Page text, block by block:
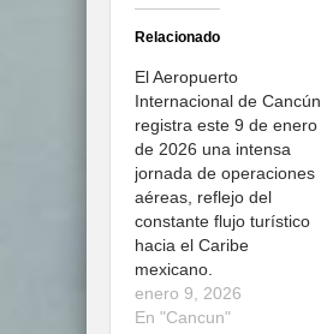
Relacionado
El Aeropuerto
Internacional de Cancún
registra este 9 de enero
de 2026 una intensa
jornada de operaciones
aéreas, reflejo del
constante flujo turístico
hacia el Caribe
mexicano.
enero 9, 2026
En "Cancun"